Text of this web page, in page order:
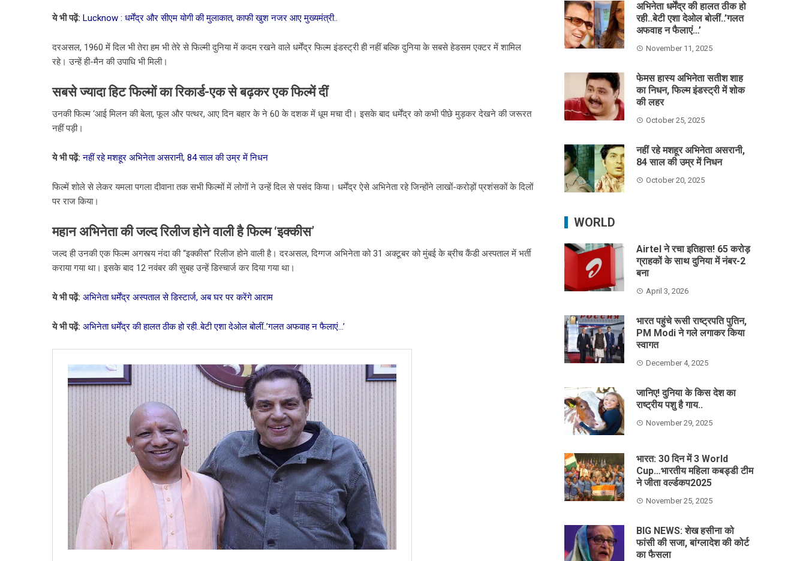
ये भी पढ़ें: Lucknow : धर्मेंद्र और सीएम योगी की मुलाकात, काफी खुश नजर आए मुख्यमंत्री..
दरअसल, 1960 में दिल भी तेरा हम भी तेरे से फिल्मी दुनिया में कदम रखने वाले धर्मेंद्र फिल्म इंडस्ट्री ही नहीं बल्कि दुनिया के सबसे हेडसम एक्टर में शामिल
रहे। उन्हें ही-मैन की उपाधि भी मिली।
सबसे ज्यादा हिट फिल्मों का रिकार्ड-एक से बढ़कर एक फिल्में दीं
उनकी फिल्म ‘आई मिलन की बेला, फूल और पत्थर, आए दिन बहार के ने 60 के दशक में धूम मचा दी। इसके बाद धर्मेंद्र को कभी पीछे मुड़कर देखने की जरूरत
नहीं पड़ी।
ये भी पढ़ें:नहीं रहे मशहूर अभिनेता असरानी, 84 साल की उम्र में निधन
फिल्में शोले से लेकर यमला पगला दीवाना तक सभी फिल्मों में लोगों ने उन्हें दिल से पसंद किया। धर्मेंद्र ऐसे अभिनेता रहे जिन्होंने लाखों-करोड़ों प्रशंसकों के दिलों
पर राज किया।
महान अभिनेता की जल्द रिलीज होने वाली है फिल्म ‘इक्कीस’
जल्द ही उनकी एक फिल्म अगस्त्य नंदा की “इक्कीस” रिलीज होने वाली है। दरअसल, दिग्गज अभिनेता को 31 अक्टूबर को मुंबई के ब्रीच कैंडी अस्पताल में भर्ती
कराया गया था। इसके बाद 12 नवंबर की सुबह उन्हें डिस्चार्ज कर दिया गया था।
ये भी पढ़ें: अभिनेता धर्मेंद्र अस्पताल से डिस्टार्ज, अब घर पर करेंगे आराम
ये भी पढ़ें: अभिनेता धर्मेंद्र की हालत ठीक हो रही..बेटी एशा देओल बोलीं..’गलत अफवाह न फैलाएं…’
अभिनेता धर्मेंद्र की हालत ठीक हो
रही..बेटी एशा देओल बोलीं..’गलत
अफवाह न फैलाएं…’
November 11, 2025
फेमस हास्य अभिनेता सतीश शाह
का निधन, फिल्म इंडस्ट्री में शोक
की लहर
October 25, 2025
नहीं रहे मशहूर अभिनेता असरानी,
84 साल की उम्र में निधन
October 20, 2025
WORLD
Airtel ने रचा इतिहास! 65 करोड़
ग्राहकों के साथ दुनिया में नंबर-2
बना
April 3, 2026
भारत पहुंचे रूसी राष्ट्रपति पुतिन,
PM Modi ने गले लगाकर किया
स्वागत
December 4, 2025
जानिए! दुनिया के किस देश का
राष्ट्रीय पशु है गाय..
November 29, 2025
भारत: 30 दिन में 3 World
Cup…भारतीय महिला कबड्डी टीम
ने जीता वर्ल्डकप2025
November 25, 2025
BIG NEWS: शेख हसीना को
फांसी की सजा, बांग्लादेश की कोर्ट
का फैसला